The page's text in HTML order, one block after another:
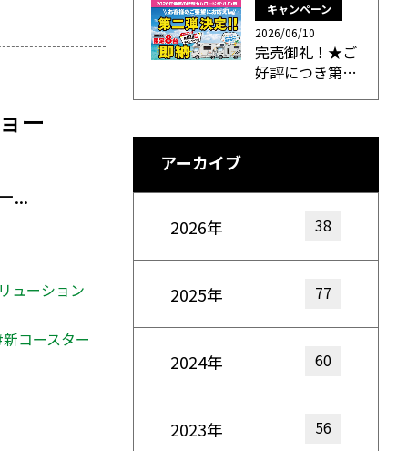
ー
...
ューション
コースター
キャンペーン
2026/06/10
完売御礼！★ご
好評につき第…
アーカイブ
2026年 38
2025年 77
2024年 60
2023年 56